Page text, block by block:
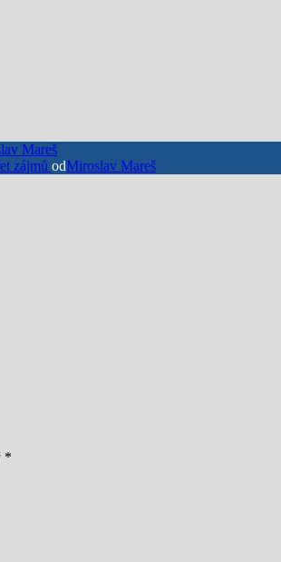
Mareš
zájmů odMiroslav Mareš
*